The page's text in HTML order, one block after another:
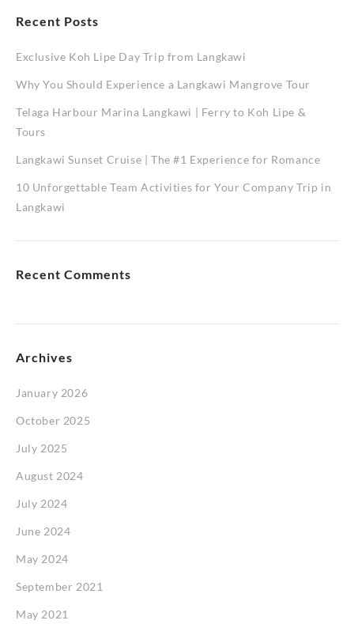
Recent Posts
Exclusive Koh Lipe Day Trip from Langkawi
Why You Should Experience a Langkawi Mangrove Tour
Telaga Harbour Marina Langkawi | Ferry to Koh Lipe &
Tours
Langkawi Sunset Cruise | The #1 Experience for Romance
10 Unforgettable Team Activities for Your Company Trip in
Langkawi
Recent Comments
Archives
January 2026
October 2025
July 2025
August 2024
July 2024
June 2024
May 2024
September 2021
May 2021